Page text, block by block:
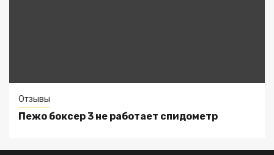
Отзывы
Пежо боксер 3 не работает спидометр